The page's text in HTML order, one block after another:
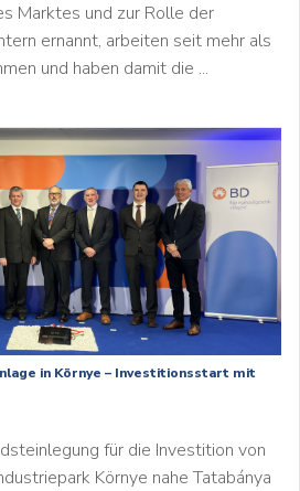
Marktes und zur Rolle der
ernannt, arbeiten seit mehr als
und haben damit die ...
in Környe – Investitionsstart mit
für die Investition von
Környe nahe Tatabánya